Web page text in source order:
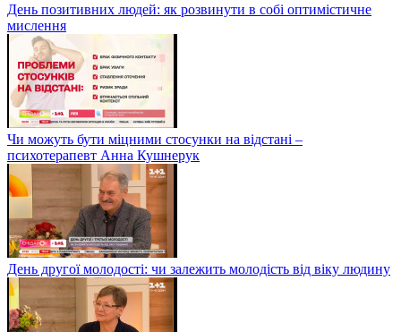
День позитивних людей: як розвинути в собі оптимістичне
мислення
Чи можуть бути міцними стосунки на відстані –
психотерапевт Анна Кушнерук
День другої молодості: чи залежить молодість від віку людину